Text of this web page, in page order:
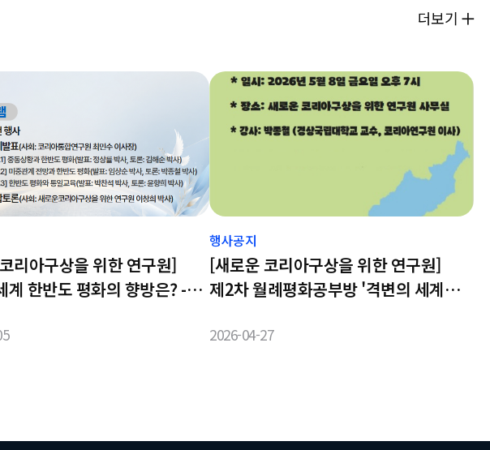
더보기
리아구상을 위한 연구원]
계 한반도 평화의 향방은? -
합니다-
행사공지
[새로운 코리아구상을 위한 연구원]
제2차 월례평화공부방 '격변의 세계
2026-04-27